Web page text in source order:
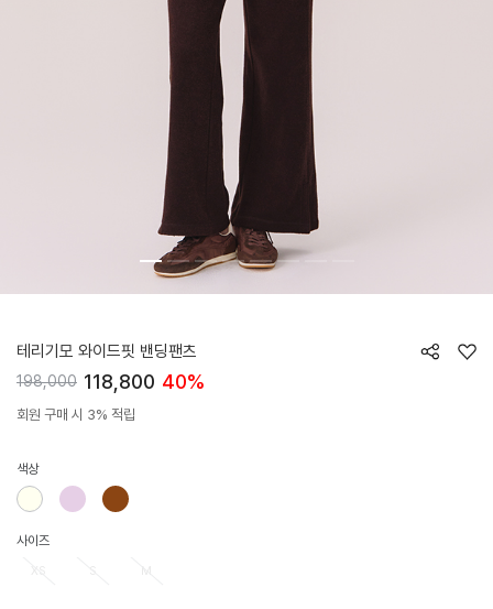
테리기모 와이드핏 밴딩팬츠
198,000 118,800 40%
회원 구매 시 3% 적립
색상
사이즈